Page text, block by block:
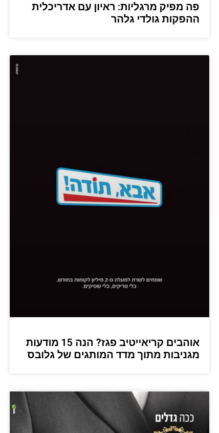
פה מפיק מרגליות: ראיון עם אדריכלית
ההפקות גולדי גלהר
אוהבים קריאייטיב פגז? הנה 15 מודעות
מגניבות מתוך מדד המותגים של גלובס